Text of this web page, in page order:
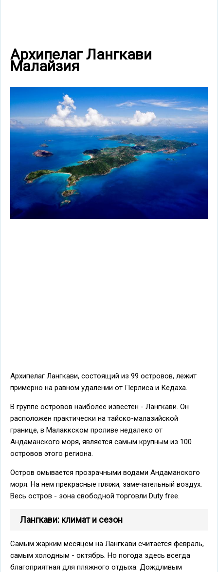
Архипелаг Лангкави
Малайзия
Архипелаг Лангкави, состоящий из 99 островов, лежит
примерно на равном удалении от Перлиса и Кедаха.
В группе островов наиболее известен - Лангкави. Он
расположен практически на тайско-малазийской
границе, в Малаккском проливе недалеко от
Андаманского моря, является самым крупным из 100
островов этого региона.
Остров омывается прозрачными водами Андаманского
моря. На нем прекрасные пляжи, замечательный воздух.
Весь остров - зона свободной торговли Duty free.
Лангкави: климат и сезон
Самым жарким месяцем на Лангкави считается февраль,
самым холодным - октябрь. Но погода здесь всегда
благоприятная для пляжного отдыха. Дождливым